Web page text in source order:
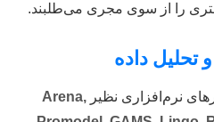
را از سوی مجری می‌طلبند.
داده
نرم‌افزاری نظیرArena,